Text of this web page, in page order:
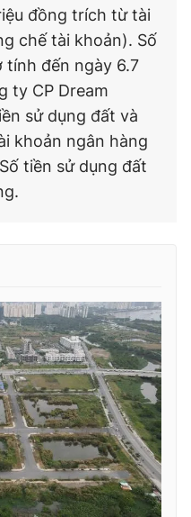
đồng trích từ tài
chế tài khoản). Số
tính đến ngày 6.7
ty CP Dream
sử dụng đất và
khoản ngân hàng
tiền sử dụng đất